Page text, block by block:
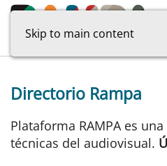
Skip to main content
Directorio Rampa
Plataforma RAMPA es
técnicas del audiovisual.